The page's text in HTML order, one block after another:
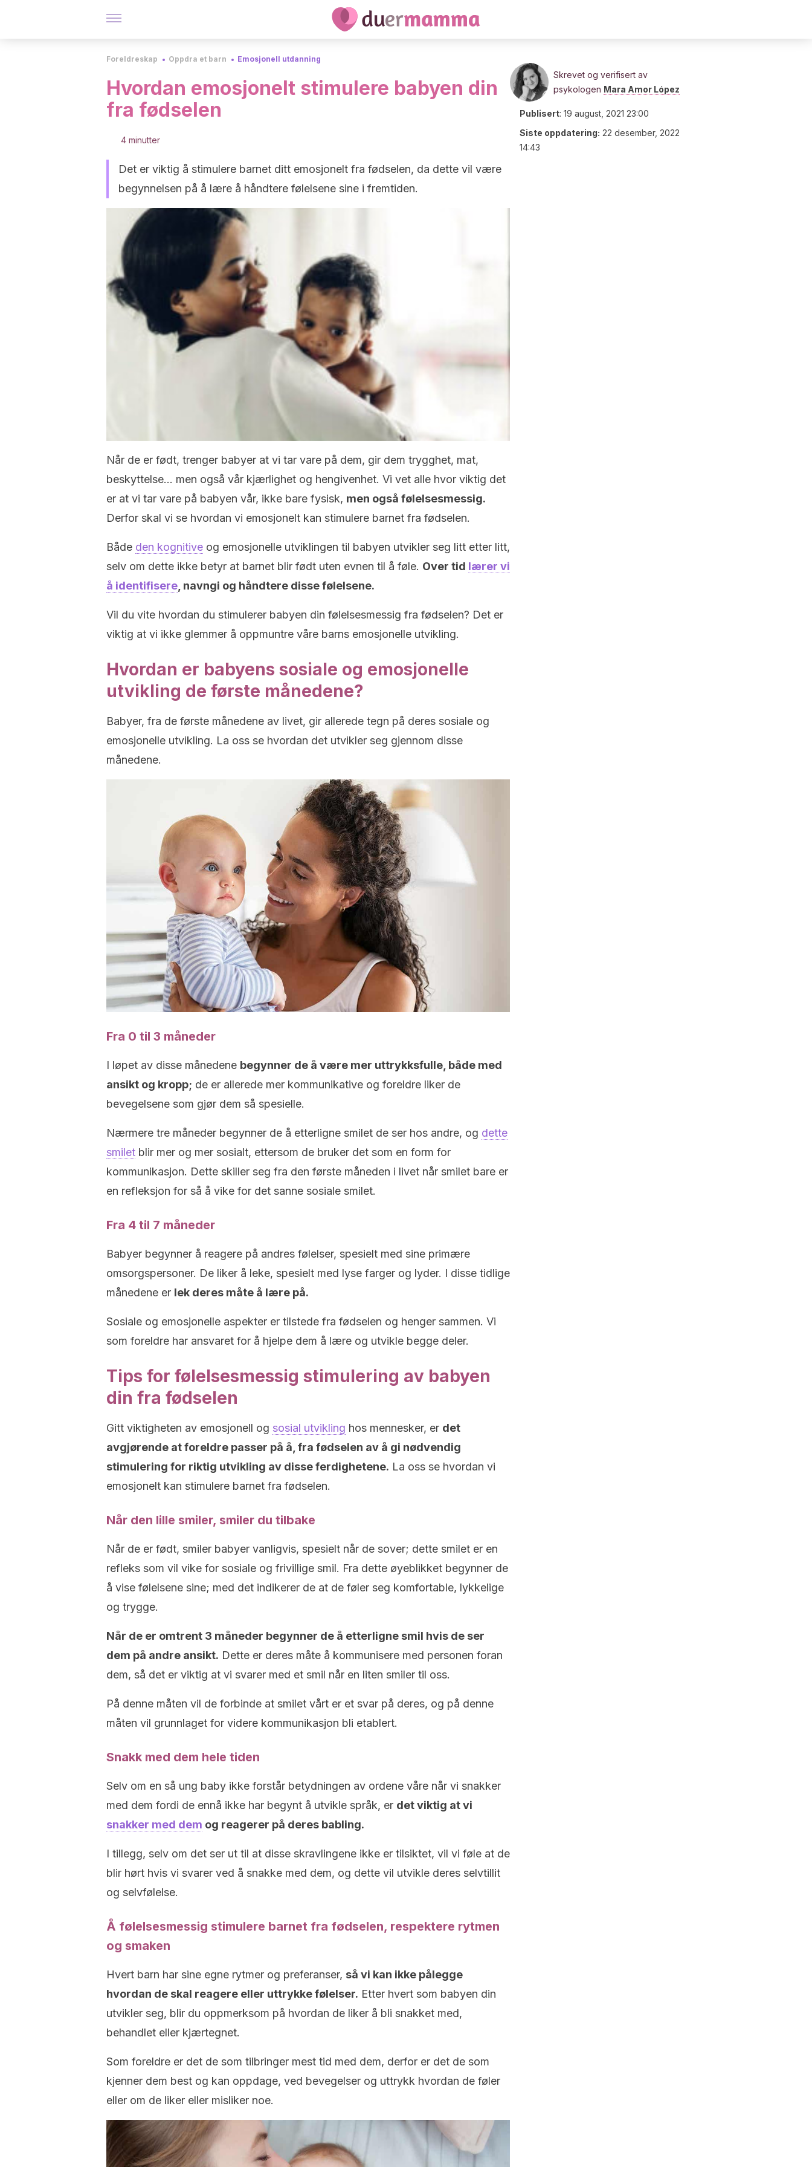
Foreldreskap Oppdra et barn Emosjonell utdanning
Hvordan emosjonelt stimulere babyen din
fra fødselen
4 minutter
Det er viktig å stimulere barnet ditt emosjonelt fra fødselen, da dette vil være
begynnelsen på å lære å håndtere følelsene sine i fremtiden.
Når de er født, trenger babyer at vi tar vare på dem, gir dem trygghet, mat,
beskyttelse… men også vår kjærlighet og hengivenhet. Vi vet alle hvor viktig det
er at vi tar vare på babyen vår, ikke bare fysisk, men også følelsesmessig.
Derfor skal vi se hvordan vi emosjonelt kan stimulere barnet fra fødselen.
Både den kognitive og emosjonelle utviklingen til babyen utvikler seg litt etter litt,
selv om dette ikke betyr at barnet blir født uten evnen til å føle. Over tid lærer vi
å identifisere , navngi og håndtere disse følelsene.
Vil du vite hvordan du stimulerer babyen din følelsesmessig fra fødselen? Det er
viktig at vi ikke glemmer å oppmuntre våre barns emosjonelle utvikling.
Hvordan er babyens sosiale og emosjonelle
utvikling de første månedene?
Babyer, fra de første månedene av livet, gir allerede tegn på deres sosiale og
emosjonelle utvikling. La oss se hvordan det utvikler seg gjennom disse
månedene.
Fra 0 til 3 måneder
I løpet av disse månedene begynner de å være mer uttrykksfulle, både med
ansikt og kropp; de er allerede mer kommunikative og foreldre liker de
bevegelsene som gjør dem så spesielle.
Nærmere tre måneder begynner de å etterligne smilet de ser hos andre, og dette
smilet blir mer og mer sosialt, ettersom de bruker det som en form for
kommunikasjon. Dette skiller seg fra den første måneden i livet når smilet bare er
en refleksjon for så å vike for det sanne sosiale smilet.
Fra 4 til 7 måneder
Babyer begynner å reagere på andres følelser, spesielt med sine primære
omsorgspersoner. De liker å leke, spesielt med lyse farger og lyder. I disse tidlige
månedene er lek deres måte å lære på.
Sosiale og emosjonelle aspekter er tilstede fra fødselen og henger sammen. Vi
som foreldre har ansvaret for å hjelpe dem å lære og utvikle begge deler.
Tips for følelsesmessig stimulering av babyen
din fra fødselen
Gitt viktigheten av emosjonell og sosial utvikling hos mennesker, er det
avgjørende at foreldre passer på å, fra fødselen av å gi nødvendig
stimulering for riktig utvikling av disse ferdighetene. La oss se hvordan vi
emosjonelt kan stimulere barnet fra fødselen.
Når den lille smiler, smiler du tilbake
Når de er født, smiler babyer vanligvis, spesielt når de sover; dette smilet er en
refleks som vil vike for sosiale og frivillige smil. Fra dette øyeblikket begynner de
å vise følelsene sine; med det indikerer de at de føler seg komfortable, lykkelige
og trygge.
Når de er omtrent 3 måneder begynner de å etterligne smil hvis de ser
dem på andre ansikt. Dette er deres måte å kommunisere med personen foran
dem, så det er viktig at vi svarer med et smil når en liten smiler til oss.
På denne måten vil de forbinde at smilet vårt er et svar på deres, og på denne
måten vil grunnlaget for videre kommunikasjon bli etablert.
Snakk med dem hele tiden
Selv om en så ung baby ikke forstår betydningen av ordene våre når vi snakker
med dem fordi de ennå ikke har begynt å utvikle språk, er det viktig at vi
snakker med dem og reagerer på deres babling.
I tillegg, selv om det ser ut til at disse skravlingene ikke er tilsiktet, vil vi føle at de
blir hørt hvis vi svarer ved å snakke med dem, og dette vil utvikle deres selvtillit
og selvfølelse.
Å følelsesmessig stimulere barnet fra fødselen, respektere rytmen
og smaken
Hvert barn har sine egne rytmer og preferanser, så vi kan ikke pålegge
hvordan de skal reagere eller uttrykke følelser. Etter hvert som babyen din
utvikler seg, blir du oppmerksom på hvordan de liker å bli snakket med,
behandlet eller kjærtegnet.
Som foreldre er det de som tilbringer mest tid med dem, derfor er det de som
kjenner dem best og kan oppdage, ved bevegelser og uttrykk hvordan de føler
eller om de liker eller misliker noe.
Skrevet og verifisert av
psykologen Mara Amor López
Publisert: 19 august, 2021 23:00
Siste oppdatering: 22 desember, 2022
14:43